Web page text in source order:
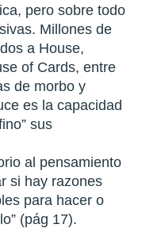
pero sobre todo
Millones de
a House,
of Cards, entre
de morbo y
es la capacidad
sus
al pensamiento
si hay razones
para hacer o
(pág 17).